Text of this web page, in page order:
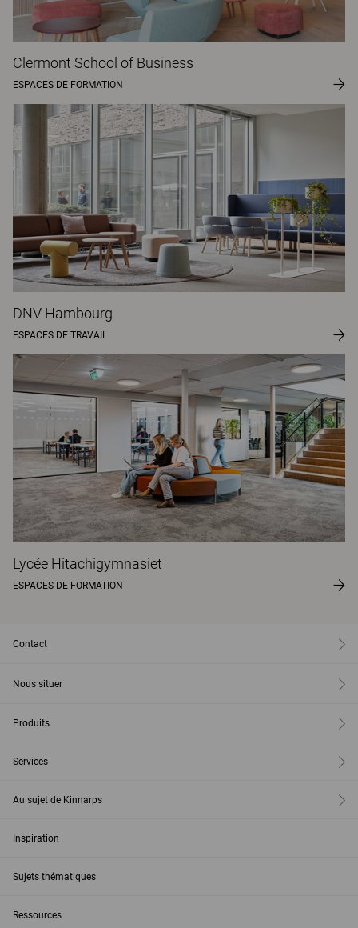
Clermont School of Business
ESPACES DE FORMATION
DNV Hambourg
ESPACES DE TRAVAIL
Lycée Hitachigymnasiet
ESPACES DE FORMATION
Contact
Nous situer
Produits
Services
Au sujet de Kinnarps
Inspiration
Sujets thématiques
Ressources